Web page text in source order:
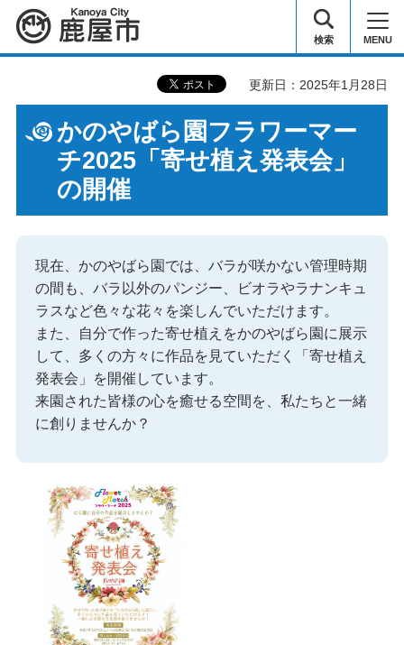
鹿屋市 検索 MENU
更新日：2025年1月28日
かのやばら園フラワーマー
チ2025「寄せ植え発表会」
の開催
現在、かのやばら園では、バラが咲かない管理時期
の間も、バラ以外のパンジー、ビオラやラナンキュ
ラスなど色々な花々を楽しんでいただけます。
また、自分で作った寄せ植えをかのやばら園に展示
して、多くの方々に作品を見ていただく「寄せ植え
発表会」を開催しています。
来園された皆様の心を癒せる空間を、私たちと一緒
に創りませんか？